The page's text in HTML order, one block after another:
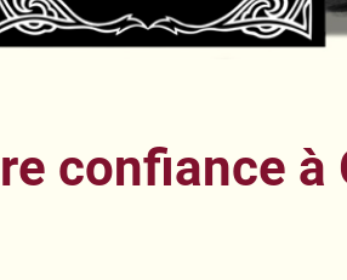
confiance à